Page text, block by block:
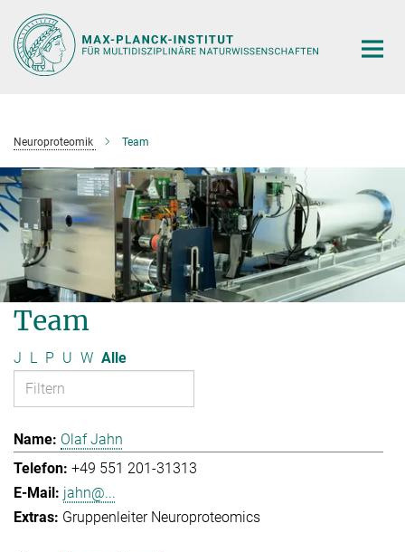
Hauptinhalt
Neuroproteomik Team
Team
J L P U W Alle
Olaf Jahn
+49 551 201-31313
jahn@...
Gruppenleiter Neuroproteomics